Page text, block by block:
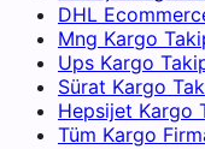
DHL
Mng Kargo
Ups Kargo
Sürat Kargo
Hepsijet Kargo
Tüm Kargo